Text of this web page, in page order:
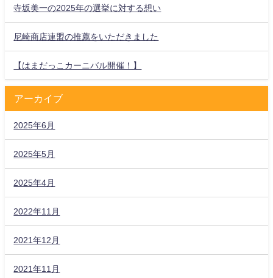
寺坂美一の2025年の選挙に対する想い
尼崎商店連盟の推薦をいただきました
【はまだっこカーニバル開催！】
アーカイブ
2025年6月
2025年5月
2025年4月
2022年11月
2021年12月
2021年11月